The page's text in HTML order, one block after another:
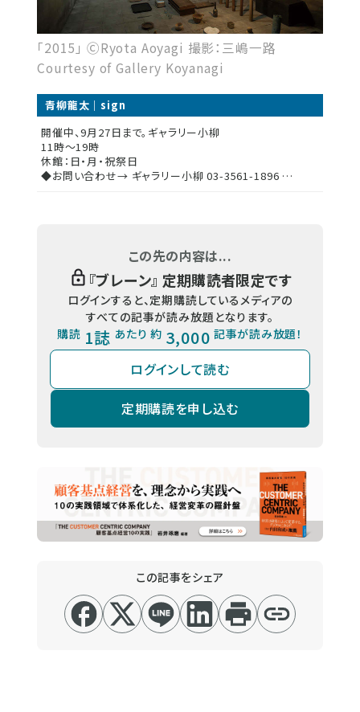
「2015」 ⒸRyota Aoyagi 撮影：三嶋一路
Courtesy of Gallery Koyanagi
青柳龍太｜sign
開催中、9月27日まで。ギャラリー小柳
11時～19時
休館：日・月・祝祭日
◆お問い合わせ→ ギャラリー小柳 03-3561-1896 …
この先の内容は...
『ブレーン』 定期購読者限定です
ログインすると、定期購読しているメディアの
すべての記事が読み放題となります。
購読 1誌 あたり 約 3,000 記事が読み放題！
ログインして読む
定期購読を申し込む
この記事をシェア